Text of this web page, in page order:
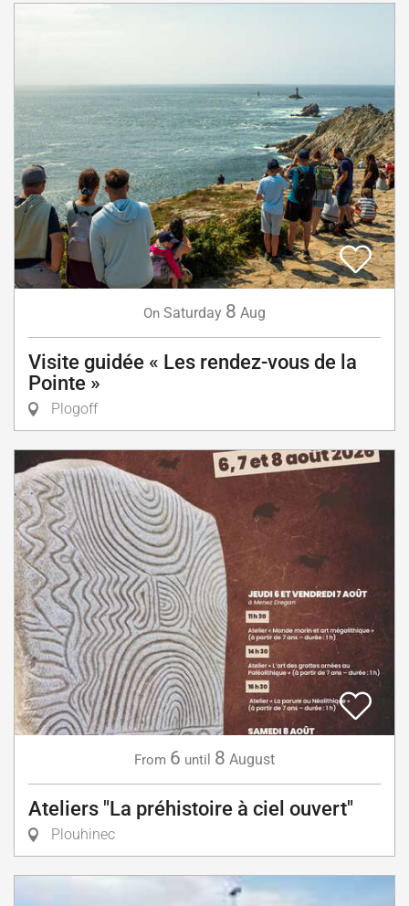
On Saturday 8 Aug
Visite guidée « Les rendez-vous de la
Pointe »
Plogoff
From 6 until 8 August
Ateliers "La préhistoire à ciel ouvert"
Plouhinec